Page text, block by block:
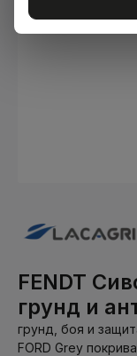
FENDT
грунд и
грунд, боя и
FORD Grey